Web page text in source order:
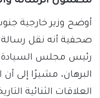
أوضح وزير خارجية
صحفية أنه نقل رسالة
رئيس مجلس السيادة
البرهان، مشيرًا إلى
العلاقات الثنائية